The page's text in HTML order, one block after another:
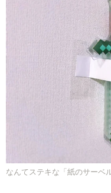
なんてステキな「紙のサーベ